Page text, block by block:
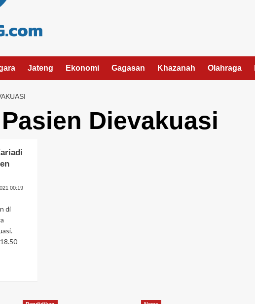
Jateng Ekonomi Gagasan Khazanah Olahraga
Dievakuasi
00:19
di